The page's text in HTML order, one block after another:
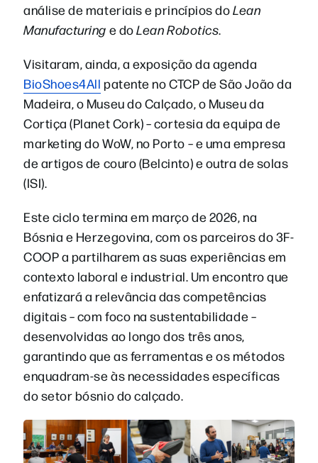
análise de materiais e princípios doLean
Manufacturing e doLean Robotics.
Visitaram, ainda, a exposição da agenda
BioShoes4All patente no CTCP de São João da
Madeira, o Museu do Calçado, o Museu da
Cortiça (Planet Cork) – cortesia da equipa de
marketing do WoW, no Porto – e uma empresa
de artigos de couro (Belcinto) e outra de solas
(ISI).
Este ciclo termina em março de 2026, na
Bósnia e Herzegovina, com os parceiros do 3F-
COOP a partilharem as suas experiências em
contexto laboral e industrial. Um encontro que
enfatizará a relevância das competências
digitais – com foco na sustentabilidade –
desenvolvidas ao longo dos três anos,
garantindo que as ferramentas e os métodos
enquadram-se às necessidades específicas
do setor bósnio do calçado.